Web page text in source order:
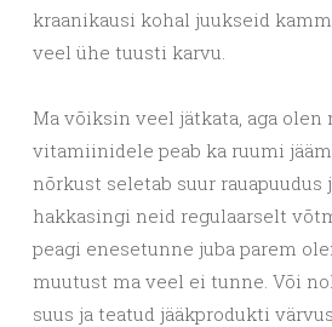
kraanikausi kohal juukseid
veel ühe tuusti karvu.
Ma võiksin veel jätkata, aga
vitamiinidele peab ka ruumi
nõrkust seletab suur rauapuudus
hakkasingi neid regulaarselt
peagi enesetunne juba parem
muutust ma veel ei tunne. Või
suus ja teatud jääkprodukti